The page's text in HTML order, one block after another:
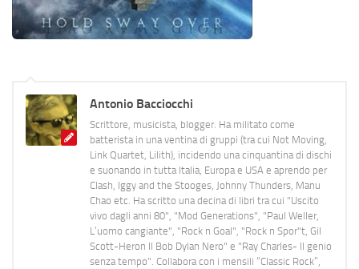
Antonio Bacciocchi
Scrittore, musicista, blogger. Ha militato come
batterista in una ventina di gruppi (tra cui Not Moving,
Link Quartet, Lilith), incidendo una cinquantina di dischi
e suonando in tutta Italia, Europa e USA e aprendo per
Clash, Iggy and the Stooges, Johnny Thunders, Manu
Chao etc. Ha scritto una decina di libri tra cui "Uscito
vivo dagli anni 80", "Mod Generations", "Paul Weller,
L’uomo cangiante", "Rock n Goal", "Rock n Spor"t, Gil
Scott-Heron Il Bob Dylan Nero" e "Ray Charles- Il genio
senza tempo". Collabora con i mensili “Classic Rock”,